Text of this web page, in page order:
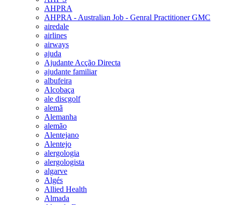
AHPRA
AHPRA - Australian Job - Genral Practitioner GMC
airedale
airlines
airways
ajuda
Ajudante Acção Directa
ajudante familiar
albufeira
Alcobaça
ale discgolf
alemã
Alemanha
alemão
Alentejano
Alentejo
alergologia
alergologista
algarve
Algés
Allied Health
Almada